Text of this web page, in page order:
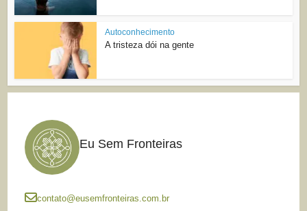
Autoconhecimento
A tristeza dói na gente
Eu Sem Fronteiras
contato@eusemfronteiras.com.br